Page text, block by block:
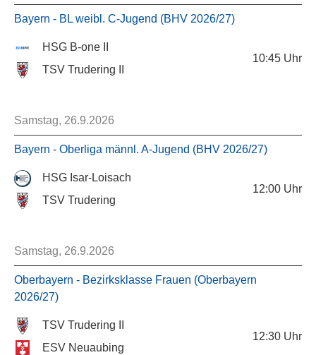
Bayern - BL weibl. C-Jugend (BHV 2026/27)
HSG B-one II
TSV Trudering II
10:45 Uhr
Samstag, 26.9.2026
Bayern - Oberliga männl. A-Jugend (BHV 2026/27)
HSG Isar-Loisach
TSV Trudering
12:00 Uhr
Samstag, 26.9.2026
Oberbayern - Bezirksklasse Frauen (Oberbayern
2026/27)
TSV Trudering II
ESV Neuaubing
12:30 Uhr